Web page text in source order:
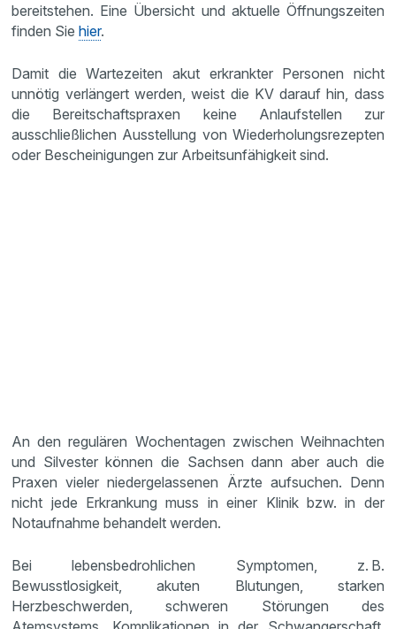
bereitstehen. Eine Übersicht und aktuelle Öffnungszeiten
finden Siehier.
Damit die Wartezeiten akut erkrankter Personen nicht
unnötig verlängert werden, weist die KV darauf hin, dass
die Bereitschaftspraxen keine Anlaufstellen zur
ausschließlichen Ausstellung von Wiederholungsrezepten
oder Bescheinigungen zur Arbeitsunfähigkeit sind.
An den regulären Wochentagen zwischen Weihnachten
und Silvester können die Sachsen dann aber auch die
Praxen vieler niedergelassenen Ärzte aufsuchen. Denn
nicht jede Erkrankung muss in einer Klinik bzw. in der
Notaufnahme behandelt werden.
Bei lebensbedrohlichen Symptomen, z. B.
Bewusstlosigkeit, akuten Blutungen, starken
Herzbeschwerden, schweren Störungen des